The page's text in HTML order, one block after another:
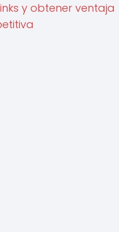
y obtener ventaja